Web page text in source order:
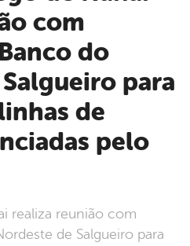
com
do
para
de
pelo
de Salgueiro para